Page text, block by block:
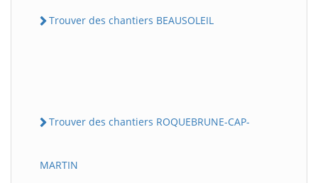
Trouver des chantiers BEAUSOLEIL
Trouver des chantiers ROQUEBRUNE-CAP-
MARTIN